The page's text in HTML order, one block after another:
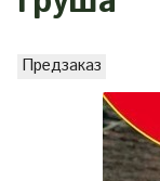
Предзаказ